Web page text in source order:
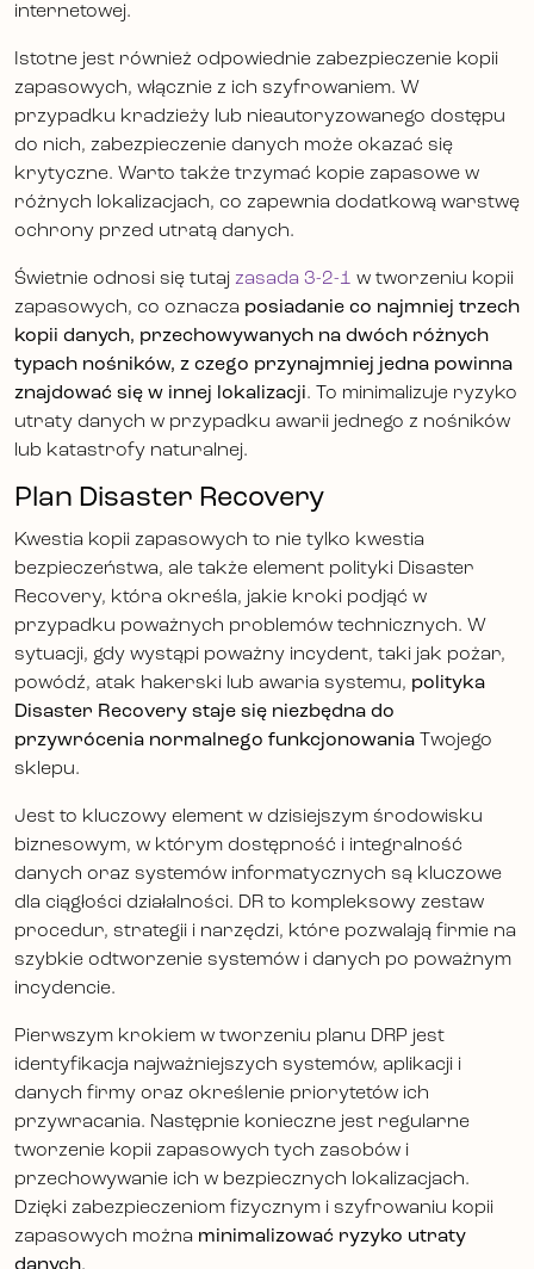
internetowej.
Istotne jest również odpowiednie zabezpieczenie kopii
zapasowych, włącznie z ich szyfrowaniem. W
przypadku kradzieży lub nieautoryzowanego dostępu
do nich, zabezpieczenie danych może okazać się
krytyczne. Warto także trzymać kopie zapasowe w
różnych lokalizacjach, co zapewnia dodatkową warstwę
ochrony przed utratą danych.
Świetnie odnosi się tutaj zasada 3-2-1 w tworzeniu kopii
zapasowych, co oznacza posiadanie co najmniej trzech
kopii danych, przechowywanych na dwóch różnych
typach nośników, z czego przynajmniej jedna powinna
znajdować się w innej lokalizacji. To minimalizuje ryzyko
utraty danych w przypadku awarii jednego z nośników
lub katastrofy naturalnej.
Plan Disaster Recovery
Kwestia kopii zapasowych to nie tylko kwestia
bezpieczeństwa, ale także element polityki Disaster
Recovery, która określa, jakie kroki podjąć w
przypadku poważnych problemów technicznych. W
sytuacji, gdy wystąpi poważny incydent, taki jak pożar,
powódź, atak hakerski lub awaria systemu, polityka
Disaster Recovery staje się niezbędna do
przywrócenia normalnego funkcjonowania Twojego
sklepu.
Jest to kluczowy element w dzisiejszym środowisku
biznesowym, w którym dostępność i integralność
danych oraz systemów informatycznych są kluczowe
dla ciągłości działalności. DR to kompleksowy zestaw
procedur, strategii i narzędzi, które pozwalają firmie na
szybkie odtworzenie systemów i danych po poważnym
incydencie.
Pierwszym krokiem w tworzeniu planu DRP jest
identyfikacja najważniejszych systemów, aplikacji i
danych firmy oraz określenie priorytetów ich
przywracania. Następnie konieczne jest regularne
tworzenie kopii zapasowych tych zasobów i
przechowywanie ich w bezpiecznych lokalizacjach.
Dzięki zabezpieczeniom fizycznym i szyfrowaniu kopii
zapasowych można minimalizować ryzyko utraty